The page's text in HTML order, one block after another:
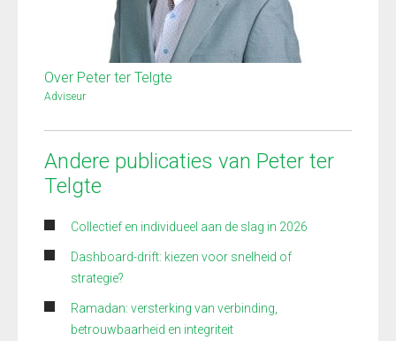
Over Peter ter Telgte
Adviseur
Andere publicaties van Peter ter
Telgte
Collectief en individueel aan de slag in 2026
Dashboard-drift: kiezen voor snelheid of
strategie?
Ramadan: versterking van verbinding,
betrouwbaarheid en integriteit